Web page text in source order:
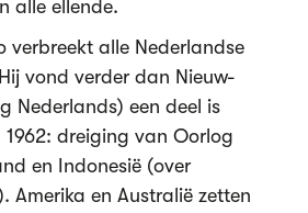
alle ellende.
verbreekt alle Nederlandse
vond verder dan Nieuw-
Nederlands) een deel is
1962: dreiging van Oorlog
en Indonesië (over
Amerika en Australië zetten